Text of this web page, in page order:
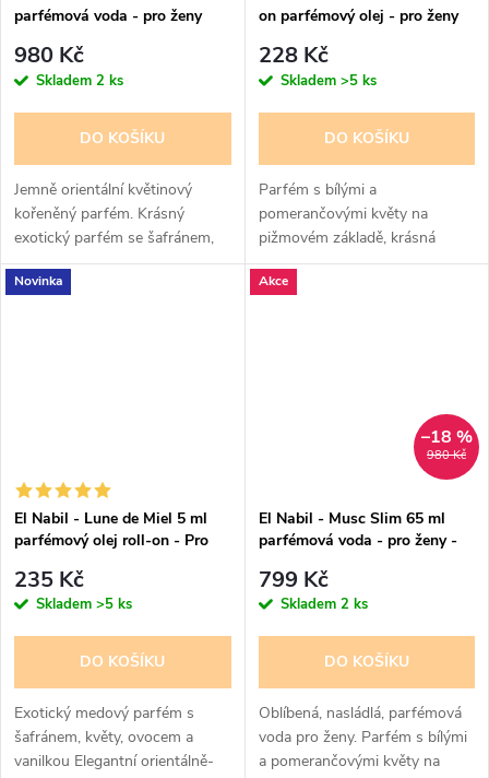
parfémová voda - pro ženy
980 Kč
Skladem 2 ks
DO KOŠÍKU
Jemně orientální květinový
kořeněný parfém. Krásný
exotický parfém se šafránem,
růží, medem a vanilkou pro
ženy
on parfémový olej - pro ženy
228 Kč
Skladem >5 ks
DO KOŠÍKU
Parfém s bílými a
pomerančovými květy na
pižmovém základě, krásná
vůně.
Novinka
El Nabil - Lune de Miel 5 ml
parfémový olej roll-on - Pro
235 Kč
Skladem >5 ks
DO KOŠÍKU
Exotický medový parfém s
šafránem, květy, ovocem a
vanilkou Elegantní orientálně-
Akce
980 Kč
–18 %
El Nabil - Musc Slim 65 ml
parfémová voda - pro ženy -
799 Kč
Skladem 2 ks
DO KOŠÍKU
Oblíbená, nasládlá, parfémová
voda pro ženy. Parfém s bílými
a pomerančovými květy na